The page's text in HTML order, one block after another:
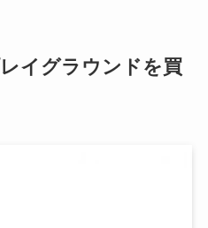
イグラウンドを買